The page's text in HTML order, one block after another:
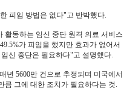
피임 방법은 없다"고 반박했다.
활동하는 임신 중단 원격 의료 서비스
가 피임을 했지만 효과가 없어서
신 중단은 필요하다"고 설명했다.
년 5600만 건으로 추정되며 미국에서
큼 그에 대한 조치가 필요하다는 것.